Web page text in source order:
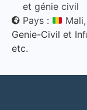
et génie civil
Pays :
Mali,
Genie-Civil et
etc.